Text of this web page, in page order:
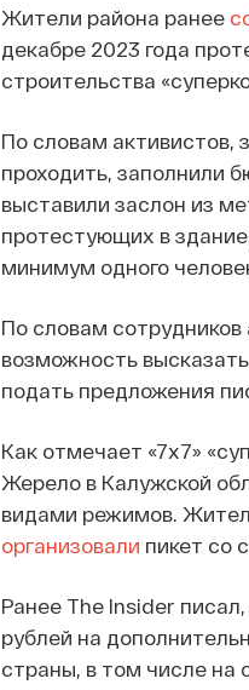
Жители района ранее
декабре 2023 года
строительства
По словам активистов,
проходить, заполнили
выставили заслон из
протестующих в
минимум одного
По словам сотрудников
возможность
подать предложения
Как отмечает «7x7»
Жерело в Калужской
видами режимов.
организовали пикет со
Ранее The Insider
рублей на
страны, в том числе на